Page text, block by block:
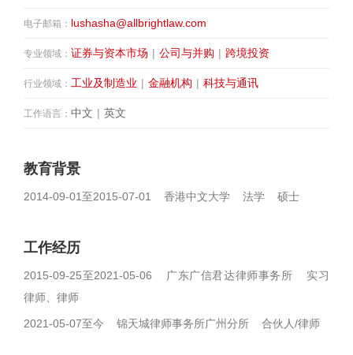
电子邮箱： lushasha@allbrightlaw.com
专业领域： 证券与资本市场 | 公司与并购 | 跨境投资
行业领域： 工业及制造业 | 金融机构 | 科技与通讯
工作语言： 中文 | 英文
教育背景
2014-09-01至2015-07-01 香港中文大学 法学 硕士
工作经历
2015-09-25至2021-05-06 广东广信君达律师事务所 实习
律师、律师
2021-05-07至今 锦天城律师事务所广州分所 合伙人/律师